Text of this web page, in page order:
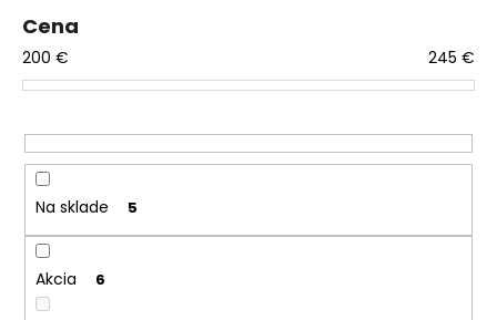
o
d
u
t
o
v
Cena
200 € 245 €
Na sklade 5
Akcia 6
á
j
s
?